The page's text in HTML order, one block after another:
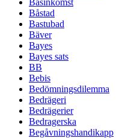
Båstad
Bastubad
Bäver
Bayes
Bayes sats
BB
Bebis
Bedömningsdilemma
Bedrägeri
Bedrägerier
Bedragerska
Begåvningshandikapp